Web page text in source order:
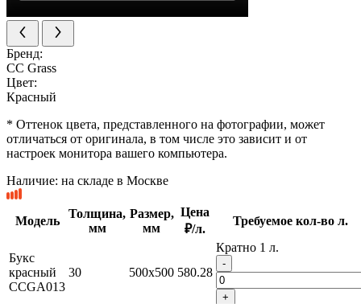
Бренд:
CC Grass
Цвет:
Красный
* Оттенок цвета, представленного на фотографии, может
отличаться от оригинала, в том числе это зависит и от
настроек монитора вашего компьютера.
Наличие: на складе в Москве
Модель
Толщина,
мм
Размер,
мм
Цена
₽/л.
Требуемое кол-во л.
Букс
красный
CCGA013
30 500x500 580.28
Кратно 1 л.
-
+